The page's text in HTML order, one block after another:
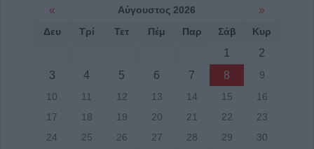
« Αύγουστος 2026 »
Δευ Τρί Τετ Πέμ Παρ Σάβ Κυρ
1
2
3
4 5 6 7 8
9
10
11 12 13 14 15
16
17
18 19 20 21 22
23
24
25 26 27 28 29
30